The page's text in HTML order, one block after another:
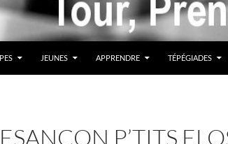
JEUNES APPRENDRE TÉPÉGIADES
P’TITS